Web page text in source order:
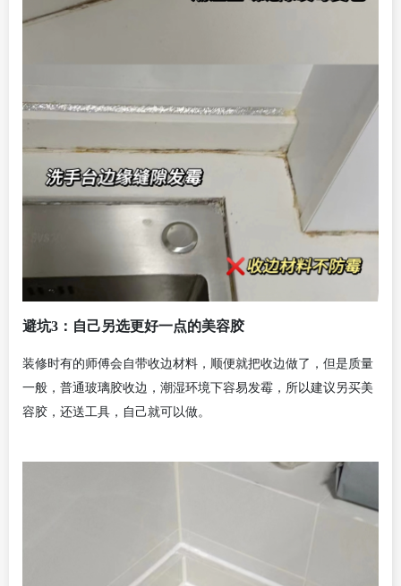
避坑3：自己另选更好一点的美容胶
装修时有的师傅会自带收边材料，顺便就把收边做了，但是质量
一般，普通玻璃胶收边，潮湿环境下容易发霉，所以建议另买美
容胶，还送工具，自己就可以做。